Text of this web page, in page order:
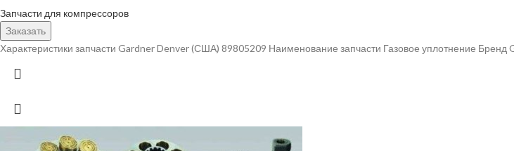
Запчасти для компрессоров
Заказать
Характеристики запчасти Gardner Denver (США) 89805209 Наименование запчасти Газовое уплотнение